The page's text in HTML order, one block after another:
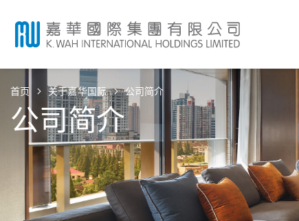
首页 关于嘉华国际 公司简介
公司简介